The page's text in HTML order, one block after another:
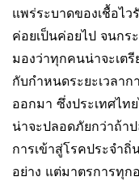
แพร่ระบาดของเชื้อไ
ค่อยเป็นค่อยไป จนกร
มองว่าทุกคนน่าจะเต
กับกำหนดระยะเวลา
ออกมา ซึ่งประเทศไท
น่าจะปลอดภัยกว่าถ้า
การเข้าสู่โรคประจำถิ่
อย่าง แต่มาตรการทุก